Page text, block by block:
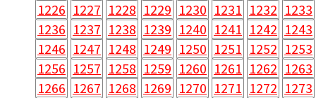
1226 1227 1228 1229 1230 1231 1232 1233
1236 1237 1238 1239 1240 1241 1242 1243
1246 1247 1248 1249 1250 1251 1252 1253
1256 1257 1258 1259 1260 1261 1262 1263
1266 1267 1268 1269 1270 1271 1272 1273